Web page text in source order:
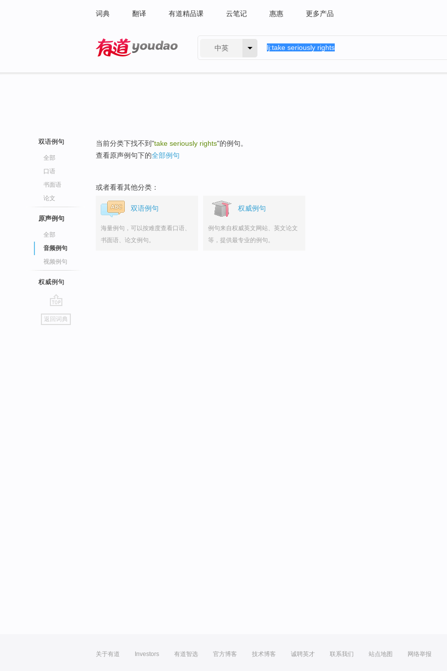
词典 翻译 有道精品课 云笔记 惠惠 更多产品
中英
双语例句
全部
口语
书面语
论文
原声例句
全部
音频例句
视频例句
权威例句
go
top
返回词典
当前分类下找不到"take seriously rights"的例句。
查看原声例句下的全部例句
或者看看其他分类：
双语例句
海量例句，可以按难度查看口语、
书面语、论文例句。
权威例句
例句来自权威英文网站、英文论文
等，提供最专业的例句。
关于有道 Investors 有道智选 官方博客 技术博客 诚聘英才 联系我们 站点地图 网络举报